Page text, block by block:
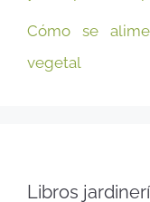
Cómo se
vegetal
Libros